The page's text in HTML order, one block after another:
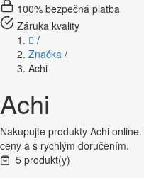
100% bezpečná platba
Záruka kvality
/
Značka /
Achi
Achi
Nakupujte produkty Achi
ceny a s rychlým doručením.
5 produkt(y)